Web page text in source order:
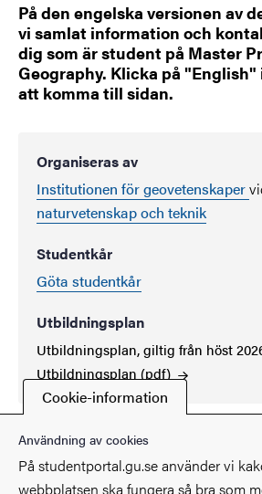
På den engelska versionen av
vi samlat information och
dig som är student på Master
Geography. Klicka på
att komma till sidan.
Organiseras av
Institutionen för geovetenskaper
naturvetenskap och teknik
Studentkår
Göta studentkår
Utbildningsplan
Utbildningsplan, giltig från höst
Utbildningsplan (pdf)
Cookie-information
Användning av cookies
På studentportal.gu.se använder vi
webbplatsen ska fungera så bra som